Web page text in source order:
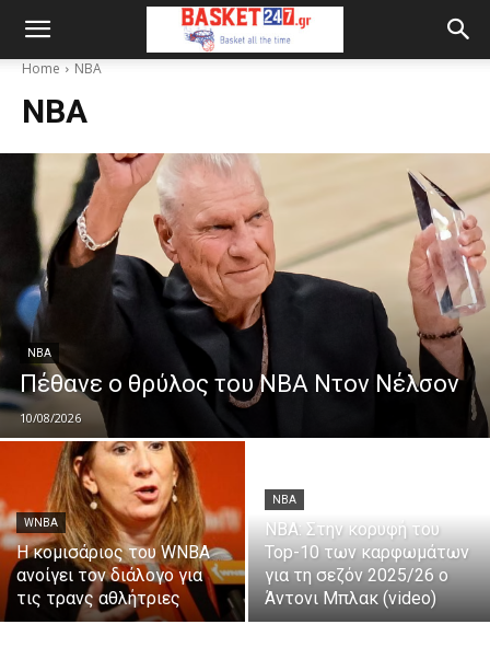
Home NBA
NBA
NBA
Πέθανε ο θρύλος του NBA Ντον Νέλσον
10/08/2026
WNBA
Η κομισάριος του WNBA
ανοίγει τον διάλογο για
τις τρανς αθλήτριες
NBA
ΝΒΑ: Στην κορυφή του
Top-10 των καρφωμάτων
για τη σεζόν 2025/26 ο
Άντονι Μπλακ (video)